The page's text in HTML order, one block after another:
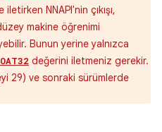
iletirken NNAPI'nin çıkışı,
makine öğrenimi
Bunun yerine yalnızca
değerini iletmeniz gerekir.
29) ve sonraki sürümlerde